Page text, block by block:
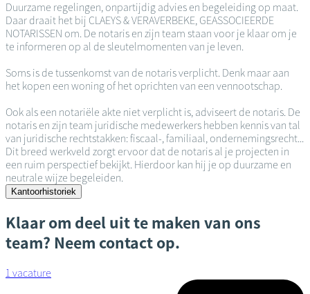
Duurzame regelingen, onpartijdig advies en begeleiding op maat.
Daar draait het bij CLAEYS & VERAVERBEKE, GEASSOCIEERDE
NOTARISSEN om. De notaris en zijn team staan voor je klaar om je
te informeren op al de sleutelmomenten van je leven.
Soms is de tussenkomst van de notaris verplicht. Denk maar aan
het kopen een woning of het oprichten van een vennootschap.
Ook als een notariële akte niet verplicht is, adviseert de notaris. De
notaris en zijn team juridische medewerkers hebben kennis van tal
van juridische rechtstakken: fiscaal-, familiaal, ondernemingsrecht...
Dit breed werkveld zorgt ervoor dat de notaris al je projecten in
een ruim perspectief bekijkt. Hierdoor kan hij je op duurzame en
neutrale wijze begeleiden.
Kantoorhistoriek
Klaar om deel uit te maken van ons
team? Neem contact op.
1 vacature